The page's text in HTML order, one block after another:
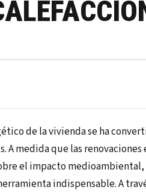
de la vivienda se ha
medida que las
el impacto
indispensable. A